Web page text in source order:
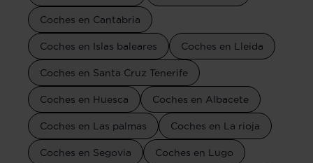
Coches en Cantabria
Coches en Islas baleares Coches en Lleida
Coches en Santa Cruz Tenerife
Coches en Huesca Coches en Albacete
Coches en Las palmas Coches en La rioja
Coches en Segovia Coches en Lugo